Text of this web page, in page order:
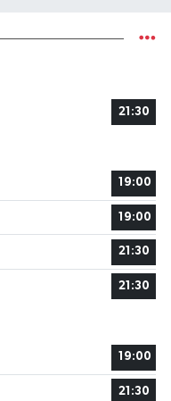
21:30
19:00
19:00
21:30
21:30
19:00
21:30